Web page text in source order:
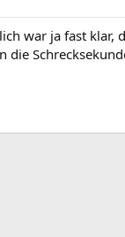
war ja fast
die